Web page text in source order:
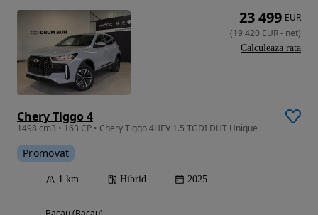
Chery Tiggo 4
1498 cm3 • 163 CP • Chery Tiggo 4HEV 1.5 TGDI DHT Unique
Promovat
1 km Hibrid 2025
23 499 EUR
(19 420 EUR- net)
Calculeaza rata